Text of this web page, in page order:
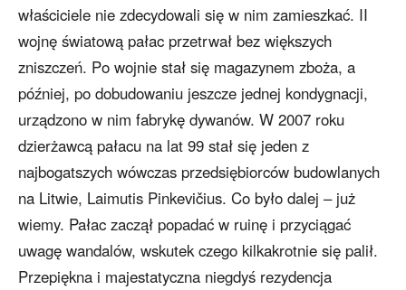
właściciele nie zdecydowali się w nim zamieszkać. II
wojnę światową pałac przetrwał bez większych
zniszczeń. Po wojnie stał się magazynem zboża, a
później, po dobudowaniu jeszcze jednej kondygnacji,
urządzono w nim fabrykę dywanów. W 2007 roku
dzierżawcą pałacu na lat 99 stał się jeden z
najbogatszych wówczas przedsiębiorców budowlanych
na Litwie, Laimutis Pinkevičius. Co było dalej – już
wiemy. Pałac zaczął popadać w ruinę i przyciągać
uwagę wandalów, wskutek czego kilkakrotnie się palił.
Przepiękna i majestatyczna niegdyś rezydencja